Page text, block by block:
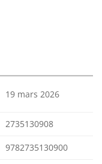
19 mars 2026
2735130908
9782735130900